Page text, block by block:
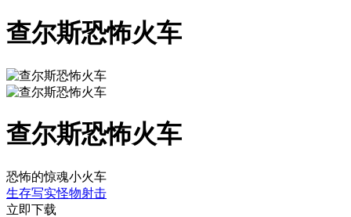
查尔斯恐怖火车
查尔斯恐怖火车
恐怖的惊魂小火车
生存写实怪物射击
立即下载